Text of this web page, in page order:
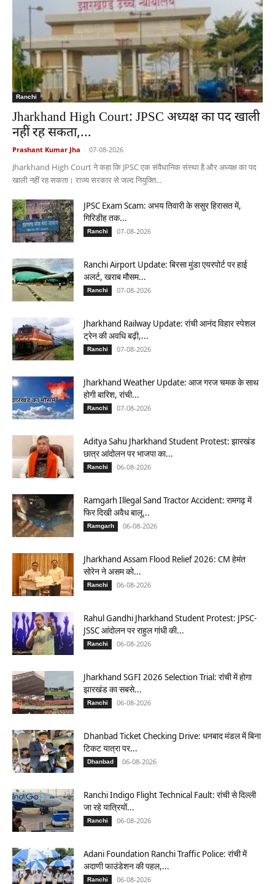
Ranchi
Jharkhand High Court: JPSC अध्यक्ष का पद खाली
नहीं रह सकता,...
Prashant Kumar Jha - 07-08-2026
Jharkhand High Court ने कहा कि JPSC एक संवैधानिक संस्था है और अध्यक्ष का पद
खाली नहीं रह सकता। राज्य सरकार से जल्द नियुक्ति...
JPSC Exam Scam: अभय तिवारी के ससुर हिरासत में,
गिरिडीह तक...
Ranchi 07-08-2026
Ranchi Airport Update: बिरसा मुंडा एयरपोर्ट पर हाई
अलर्ट, खराब मौसम...
Ranchi 07-08-2026
Jharkhand Railway Update: रांची आनंद विहार स्पेशल
ट्रेन की अवधि बढ़ी,...
Ranchi 07-08-2026
Jharkhand Weather Update: आज गरज चमक के साथ
होगी बारिश, रांची...
Ranchi 07-08-2026
Aditya Sahu Jharkhand Student Protest: झारखंड
छात्र आंदोलन पर भाजपा का...
Ranchi 06-08-2026
Ramgarh Illegal Sand Tractor Accident: रामगढ़ में
फिर दिखी अवैध बालू...
Ramgarh 06-08-2026
Jharkhand Assam Flood Relief 2026: CM हेमंत
सोरेन ने असम को...
Ranchi 06-08-2026
Rahul Gandhi Jharkhand Student Protest: JPSC-
JSSC आंदोलन पर राहुल गांधी की...
Ranchi 06-08-2026
Jharkhand SGFI 2026 Selection Trial: रांची में होगा
झारखंड का सबसे...
Ranchi 06-08-2026
Dhanbad Ticket Checking Drive: धनबाद मंडल में बिना
टिकट यात्रा पर...
Dhanbad 06-08-2026
Ranchi Indigo Flight Technical Fault: रांची से दिल्ली
जा रहे यात्रियों...
Ranchi 06-08-2026
Adani Foundation Ranchi Traffic Police: रांची में
अदाणी फाउंडेशन की पहल,...
Ranchi 06-08-2026